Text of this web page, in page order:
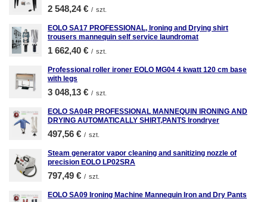
2 548,24 € / szt.
EOLO SA17 PROFESSIONAL, Ironing and Drying shirt
trousers mannequin self service laundromat
1 662,40 € / szt.
Professional roller ironer EOLO MG04 4 kwatt 120 cm base
with legs
3 048,13 € / szt.
EOLO SA04R PROFESSIONAL MANNEQUIN IRONING AND
DRYING AUTOMATICALLY SHIRT,PANTS Irondryer
497,56 € / szt.
Steam generator vapor cleaning and sanitizing nozzle of
precision EOLO LP02SRA
797,49 € / szt.
EOLO SA09 Ironing Machine Mannequin Iron and Dry Pants